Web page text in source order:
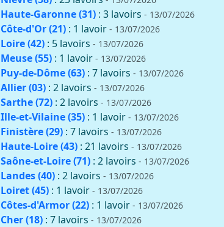
Haute-Garonne (31) : 3 lavoirs - 13/07/2026
Côte-d'Or (21) : 1 lavoir - 13/07/2026
Loire (42) : 5 lavoirs - 13/07/2026
Meuse (55) : 1 lavoir - 13/07/2026
Puy-de-Dôme (63) : 7 lavoirs - 13/07/2026
Allier (03) : 2 lavoirs - 13/07/2026
Sarthe (72) : 2 lavoirs - 13/07/2026
Ille-et-Vilaine (35) : 1 lavoir - 13/07/2026
Finistère (29) : 7 lavoirs - 13/07/2026
Haute-Loire (43) : 21 lavoirs - 13/07/2026
Saône-et-Loire (71) : 2 lavoirs - 13/07/2026
Landes (40) : 2 lavoirs - 13/07/2026
Loiret (45) : 1 lavoir - 13/07/2026
Côtes-d'Armor (22) : 1 lavoir - 13/07/2026
Cher (18) : 7 lavoirs - 13/07/2026